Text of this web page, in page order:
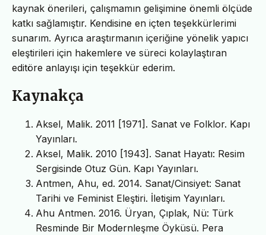
kaynak önerileri, çalışmamın gelişimine önemli ölçüde
katkı sağlamıştır. Kendisine en içten teşekkürlerimi
sunarım. Ayrıca araştırmanın içeriğine yönelik yapıcı
eleştirileri için hakemlere ve süreci kolaylaştıran
editöre anlayışı için teşekkür ederim.
Kaynakça
Aksel, Malik. 2011 [1971]. Sanat ve Folklor. Kapı
Yayınları.
Aksel, Malik. 2010 [1943]. Sanat Hayatı: Resim
Sergisinde Otuz Gün. Kapı Yayınları.
Antmen, Ahu, ed. 2014. Sanat/Cinsiyet: Sanat
Tarihi ve Feminist Eleştiri. İletişim Yayınları.
Ahu Antmen. 2016. Üryan, Çıplak, Nü: Türk
Resminde Bir Modernleşme Öyküsü. Pera